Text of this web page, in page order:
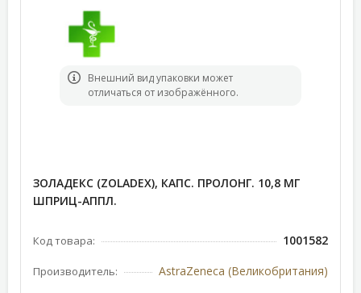
Bнешний вид упаковки может
отличаться от изображённого.
ЗОЛАДЕКС (ZOLADEX), КАПС. ПРОЛОНГ. 10,8 МГ
ШПРИЦ-АППЛ.
Код товара: 1001582
Производитель: AstraZeneca (Великобритания)